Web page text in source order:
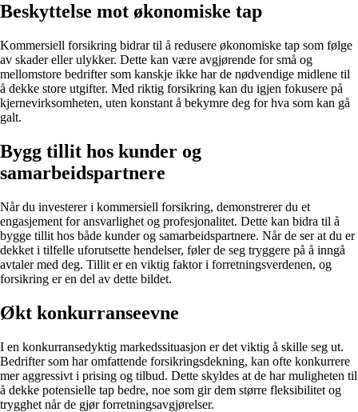
Beskyttelse mot økonomiske tap
Kommersiell forsikring bidrar til å redusere økonomiske tap som følge
av skader eller ulykker. Dette kan være avgjørende for små og
mellomstore bedrifter som kanskje ikke har de nødvendige midlene til
å dekke store utgifter. Med riktig forsikring kan du igjen fokusere på
kjernevirksomheten, uten konstant å bekymre deg for hva som kan gå
galt.
Bygg tillit hos kunder og
samarbeidspartnere
Når du investerer i kommersiell forsikring, demonstrerer du et
engasjement for ansvarlighet og profesjonalitet. Dette kan bidra til å
bygge tillit hos både kunder og samarbeidspartnere. Når de ser at du er
dekket i tilfelle uforutsette hendelser, føler de seg tryggere på å inngå
avtaler med deg. Tillit er en viktig faktor i forretningsverdenen, og
forsikring er en del av dette bildet.
Økt konkurranseevne
I en konkurransedyktig markedssituasjon er det viktig å skille seg ut.
Bedrifter som har omfattende forsikringsdekning, kan ofte konkurrere
mer aggressivt i prising og tilbud. Dette skyldes at de har muligheten til
å dekke potensielle tap bedre, noe som gir dem større fleksibilitet og
trygghet når de gjør forretningsavgjørelser.